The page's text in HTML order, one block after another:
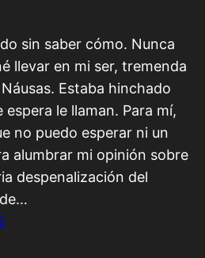
sin saber cómo. Nunca
llevar en mi ser, tremenda
Estaba hinchado
espera le llaman. Para mí,
no puedo esperar ni un
alumbrar mi opinión sobre
despenalización del